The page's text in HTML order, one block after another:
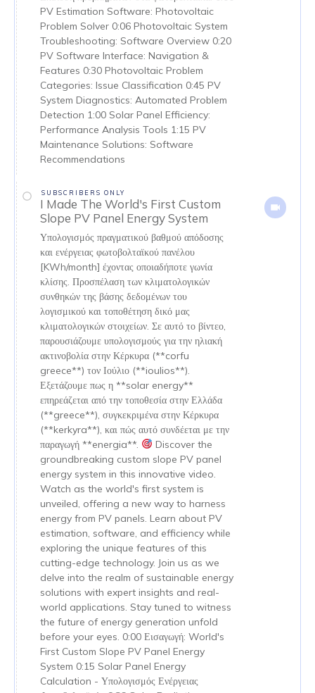
PV Estimation Software: Photovoltaic
Problem Solver 0:06 Photovoltaic System
Troubleshooting: Software Overview 0:20
PV Software Interface: Navigation &
Features 0:30 Photovoltaic Problem
Categories: Issue Classification 0:45 PV
System Diagnostics: Automated Problem
Detection 1:00 Solar Panel Efficiency:
Performance Analysis Tools 1:15 PV
Maintenance Solutions: Software
Recommendations
SUBSCRIBERS ONLY
I Made The World's First Custom
Slope PV Panel Energy System
Υπολογισμός πραγματικού βαθμού απόδοσης
και ενέργειας φωτοβολταϊκού πανέλου
[KWh/month] έχοντας οποιαδήποτε γωνία
κλίσης. Προσπέλαση των κλιματολογικών
συνθηκών της βάσης δεδομένων του
λογισμικού και τοποθέτηση δικό μας
κλιματολογικών στοιχείων. Σε αυτό το βίντεο,
παρουσιάζουμε υπολογισμούς για την ηλιακή
ακτινοβολία στην Κέρκυρα (**corfu
greece**) τον Ιούλιο (**ioulios**).
Εξετάζουμε πως η **solar energy**
επηρεάζεται από την τοποθεσία στην Ελλάδα
(**greece**), συγκεκριμένα στην Κέρκυρα
(**kerkyra**), και πώς αυτό συνδέεται με την
παραγωγή **energia**.
Discover the
groundbreaking custom slope PV panel
energy system in this innovative video.
Watch as the world's first system is
unveiled, offering a new way to harness
energy from PV panels. Learn about PV
estimation, software, and efficiency while
exploring the unique features of this
cutting-edge technology. Join us as we
delve into the realm of sustainable energy
solutions with expert insights and real-
world applications. Stay tuned to witness
the future of energy generation unfold
before your eyes. 0:00 Εισαγωγή: World's
First Custom Slope PV Panel Energy
System 0:15 Solar Panel Energy
Calculation - Υπολογισμός Ενέργειας